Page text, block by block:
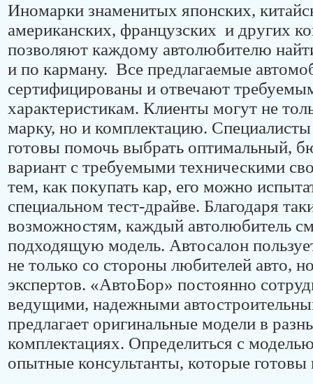
Иномарки знаменитых японских,
американских, французских и других
позволяют каждому автолюбителю
и по карману. Все предлагаемые
сертифицированы и отвечают
характеристикам. Клиенты могут не
марку, но и комплектацию. Специалисты
готовы помочь выбрать оптимальный,
вариант с требуемыми техническими
тем, как покупать кар, его можно
специальном тест-драйве. Благодаря
возможностям, каждый автолюбитель
подходящую модель. Автосалон
не только со стороны любителей авто,
экспертов. «АвтоБор» постоянно
ведущими, надежными
предлагает оригинальные модели в
комплектациях. Определиться с
опытные консультанты, которые